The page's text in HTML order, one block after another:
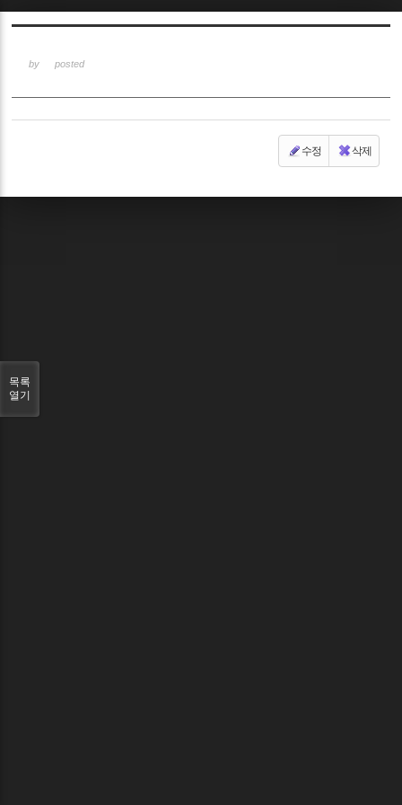
by posted
수정 삭제
목록
열기
Sketchbook5, 스케치북5
Sketchbook5, 스케치북5